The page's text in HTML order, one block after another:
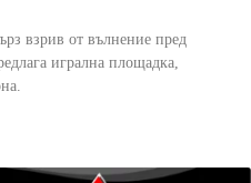
взрив от вълнение пред
игрална площадка,